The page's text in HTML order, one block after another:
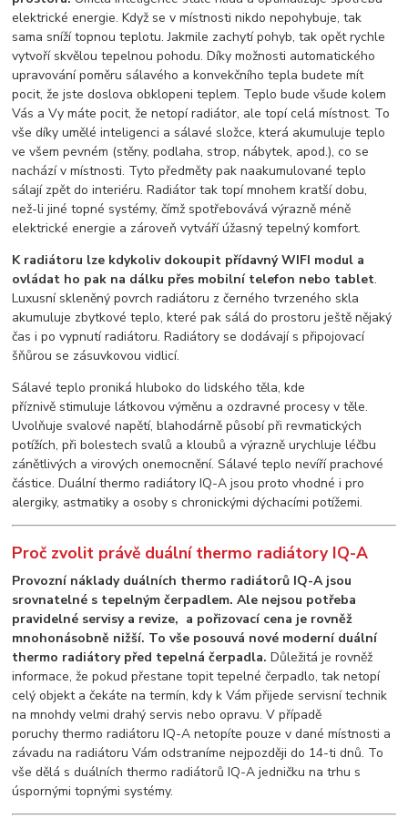
elektrické energie. Když se v místnosti nikdo nepohybuje, tak
sama sníží topnou teplotu. Jakmile zachytí pohyb, tak opět rychle
vytvoří skvělou tepelnou pohodu. Díky možnosti automatického
upravování poměru sálavého a konvekčního tepla budete mít
pocit, že jste doslova obklopeni teplem. Teplo bude všude kolem
Vás a Vy máte pocit, že netopí radiátor, ale topí celá místnost. To
vše díky umělé inteligenci a sálavé složce, která akumuluje teplo
ve všem pevném (stěny, podlaha, strop, nábytek, apod.), co se
nachází v místnosti. Tyto předměty pak naakumulované teplo
sálají zpět do interiéru. Radiátor tak topí mnohem kratší dobu,
než-li jiné topné systémy, čímž spotřebovává výrazně méně
elektrické energie a zároveň vytváří úžasný tepelný komfort.
K radiátoru lze kdykoliv dokoupit přídavný WIFI modul a
ovládat ho pak na dálku přes mobilní telefon nebo tablet.
Luxusní skleněný povrch radiátoru z černého tvrzeného skla
akumuluje zbytkové teplo, které pak sálá do prostoru ještě nějaký
čas i po vypnutí radiátoru. Radiátory se dodávají s připojovací
šňůrou se zásuvkovou vidlicí.
Sálavé teplo proniká hluboko do lidského těla, kde
příznivě stimuluje látkovou výměnu a ozdravné procesy v těle.
Uvolňuje svalové napětí, blahodárně působí při revmatických
potížích, při bolestech svalů a kloubů a výrazně urychluje léčbu
zánětlivých a virových onemocnění. Sálavé teplo nevíří prachové
částice. Duální thermo radiátory IQ-A jsou proto vhodné i pro
alergiky, astmatiky a osoby s chronickými dýchacími potížemi.
Proč zvolit právě duální thermo radiátory IQ-A
Provozní náklady duálních thermo radiátorů IQ-A jsou
srovnatelné s tepelným čerpadlem. Ale nejsou potřeba
pravidelné servisy a revize, a pořizovací cena je rovněž
mnohonásobně nižší. To vše posouvá nové moderní duální
thermo radiátory před tepelná čerpadla.Důležitá je rovněž
informace, že pokud přestane topit tepelné čerpadlo, tak netopí
celý objekt a čekáte na termín, kdy k Vám přijede servisní technik
na mnohdy velmi drahý servis nebo opravu. V případě
poruchy thermo radiátoru IQ-A netopíte pouze v dané místnosti a
závadu na radiátoru Vám odstraníme nejpozději do 14-ti dnů. To
vše dělá s duálních thermo radiátorů IQ-A jedničku na trhu s
úspornými topnými systémy.